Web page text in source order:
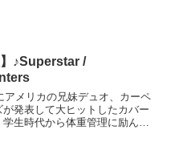
】♪Superstar /
アメリカの兄妹デュオ、カーペ
が発表して大ヒットしたカバー
生時代から体重管理に励んで